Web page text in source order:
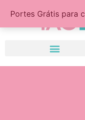
Portes Grátis para